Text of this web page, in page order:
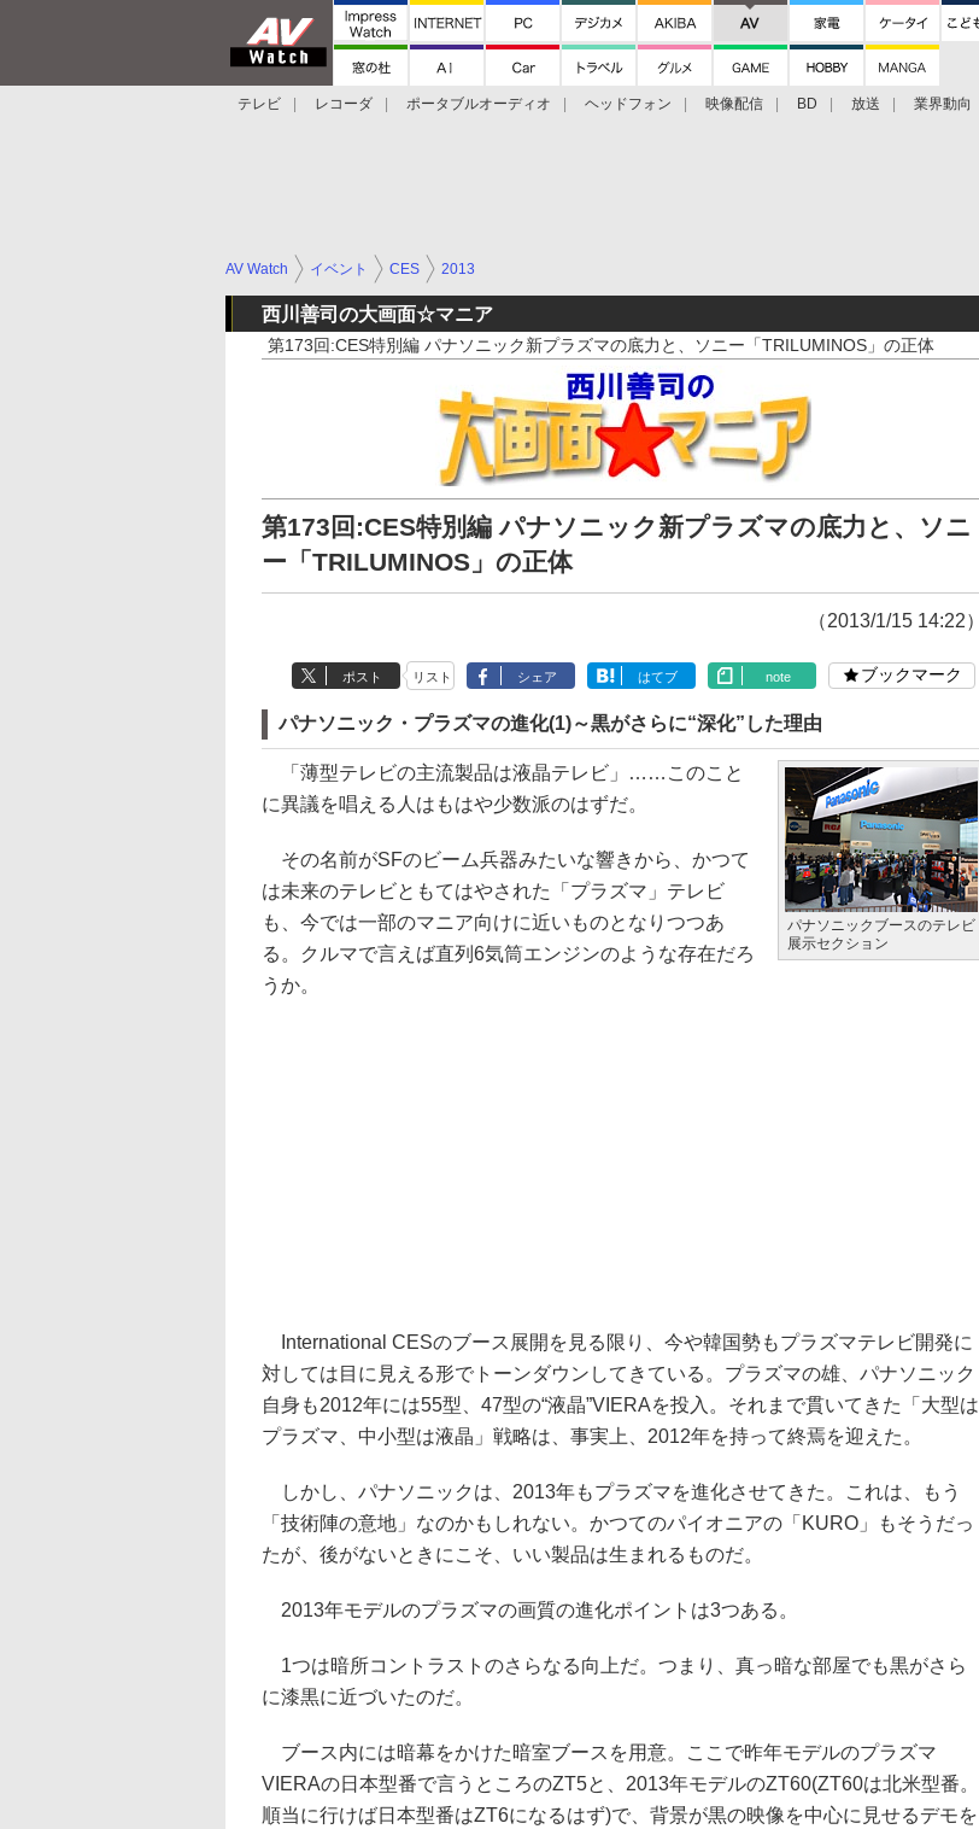
テレビ レコーダ ポータブルオーディオ ヘッドフォン 映像配信 BD 放送 業界動向
AV Watch イベント CES 2013
西川善司の大画面☆マニア
第173回:CES特別編 パナソニック新プラズマの底力と、ソニー「TRILUMINOS」の正体
第173回:CES特別編 パナソニック新プラズマの底力と、ソニ
ー「TRILUMINOS」の正体
（2013/1/15 14:22）
ポスト リスト シェア はてブ note ブックマーク
パナソニック・プラズマの進化(1)～黒がさらに“深化”した理由
パナソニックブースのテレビ
展示セクション
「薄型テレビの主流製品は液晶テレビ」……このこと
に異議を唱える人はもはや少数派のはずだ。
その名前がSFのビーム兵器みたいな響きから、かつて
は未来のテレビともてはやされた「プラズマ」テレビ
も、今では一部のマニア向けに近いものとなりつつあ
る。クルマで言えば直列6気筒エンジンのような存在だろ
うか。
International CESのブース展開を見る限り、今や韓国勢もプラズマテレビ開発に
対しては目に見える形でトーンダウンしてきている。プラズマの雄、パナソニック
自身も2012年には55型、47型の“液晶”VIERAを投入。それまで貫いてきた「大型は
プラズマ、中小型は液晶」戦略は、事実上、2012年を持って終焉を迎えた。
しかし、パナソニックは、2013年もプラズマを進化させてきた。これは、もう
「技術陣の意地」なのかもしれない。かつてのパイオニアの「KURO」もそうだっ
たが、後がないときにこそ、いい製品は生まれるものだ。
2013年モデルのプラズマの画質の進化ポイントは3つある。
1つは暗所コントラストのさらなる向上だ。つまり、真っ暗な部屋でも黒がさら
に漆黒に近づいたのだ。
ブース内には暗幕をかけた暗室ブースを用意。ここで昨年モデルのプラズマ
VIERAの日本型番で言うところのZT5と、2013年モデルのZT60(ZT60は北米型番。
順当に行けば日本型番はZT6になるはず)で、背景が黒の映像を中心に見せるデモを